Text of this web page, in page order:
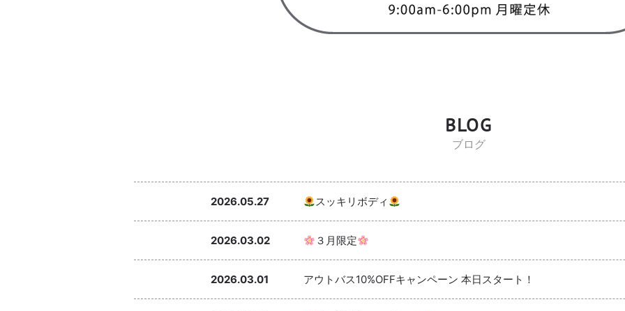
BLOG
ブログ
2026.05.27 スッキリボディ
2026.03.02 ３月限定
2026.03.01 アウトバス10%OFFキャンペーン 本日スタート！